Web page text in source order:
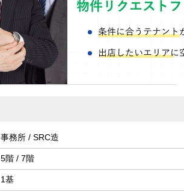
事務所 / SRC造
5階 / 7階
1基